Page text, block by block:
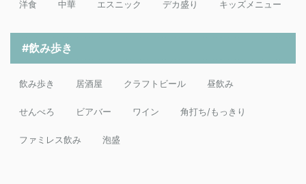
洋食 中華 エスニック デカ盛り キッズメニュー
#飲み歩き
飲み歩き 居酒屋 クラフトビール 昼飲み
せんべろ ビアバー ワイン 角打ち/もっきり
ファミレス飲み 泡盛